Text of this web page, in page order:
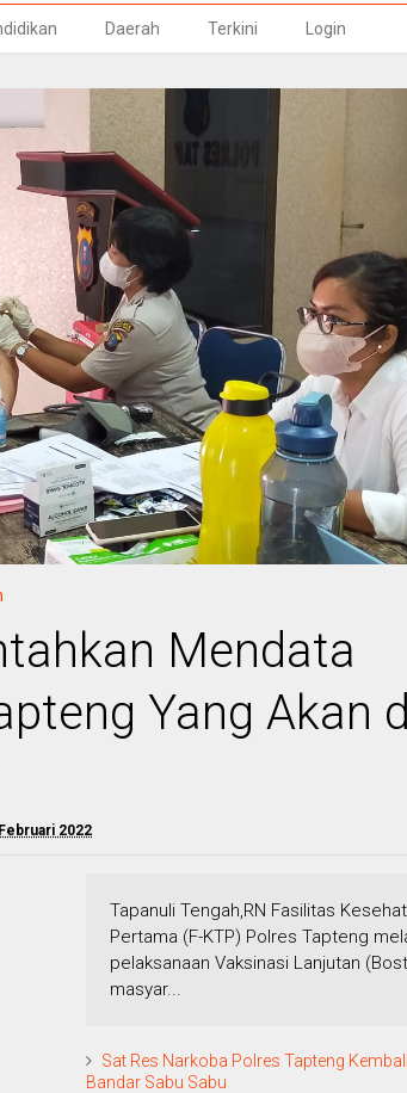
Daerah Terkini Login
Mendata
Yang Akan
2022
Tapanuli Tengah,RN Fasilitas
Pertama (F-KTP) Polres Tapteng
pelaksanaan Vaksinasi Lanjutan
masyar...
Sat Res Narkoba Polres Tapteng
Bandar Sabu Sabu